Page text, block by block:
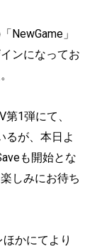
NewGame」
ンになってお
1弾にて、
るが、本日よ
も開始とな
しみにお待ち
かにてより